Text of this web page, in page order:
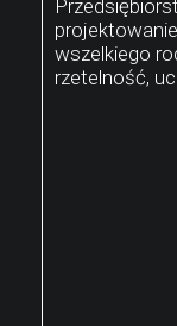
wszelkiego
rzetelność,